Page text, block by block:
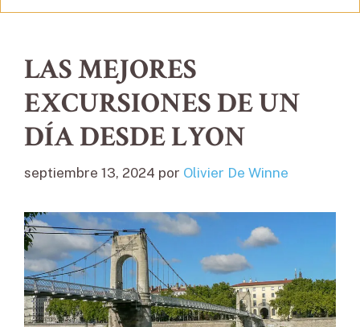
LAS MEJORES
EXCURSIONES DE UN
DÍA DESDE LYON
septiembre 13, 2024 por Olivier De Winne